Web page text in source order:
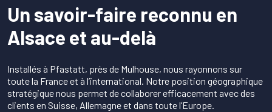
Un savoir-faire reconnu en
Alsace et au-delà
Installés à Pfastatt, près de Mulhouse, nous rayonnons sur
toute la France et à l’international. Notre position géographique
stratégique nous permet de collaborer efficacement avec des
clients en Suisse, Allemagne et dans toute l’Europe.